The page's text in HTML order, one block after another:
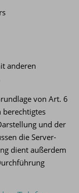
anderen
von Art. 6
berechtigtes
und der
die Server-
dient außerdem